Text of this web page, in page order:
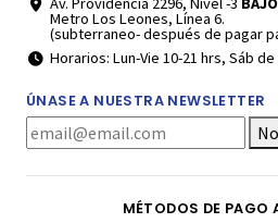
Metro Los Leones, Línea 6.
(subterraneo- después de pagar
Horarios: Lun-Vie 10-21 hrs, Sáb de
ÚNASE A NUESTRA NEWSLETTER
MÉTODOS DE PAGO